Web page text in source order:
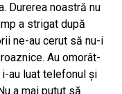
Durerea noastră nu
a strigat după
ne-au cerut să nu-i
Au omorât-
au luat telefonul şi
a mai putut să